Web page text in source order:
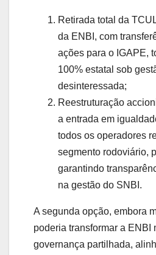
Retirada total da
da ENBI, com
ações para o IGAPE,
100% estatal sob
desinteressada;
Reestruturação
a entrada em
todos os operadores
segmento rodoviário,
garantindo
na gestão do SNBI.
A segunda opção, embora
poderia transformar a ENBI
governança partilhada,